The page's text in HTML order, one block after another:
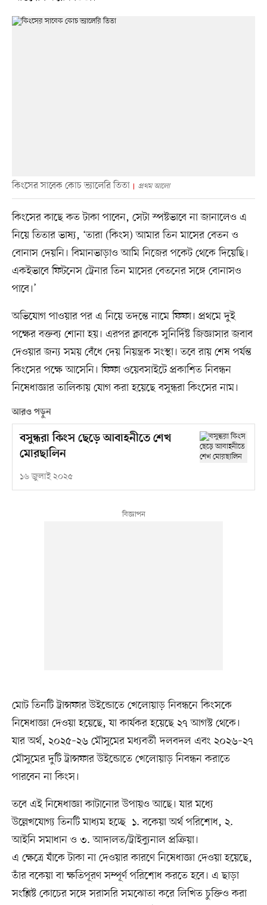
কিংসের সাবেক কোচ ভ্যালেরি তিতা প্রথম আলো
কিংসের কাছে কত টাকা পাবেন, সেটা স্পষ্টভাবে না জানালেও এ
নিয়ে তিতার ভাষ্য, ‘তারা (কিংস) আমার তিন মাসের বেতন ও
বোনাস দেয়নি। বিমানভাড়াও আমি নিজের পকেট থেকে দিয়েছি।
একইভাবে ফিটনেস ট্রেনার তিন মাসের বেতনের সঙ্গে বোনাসও
পাবে।’
অভিযোগ পাওয়ার পর এ নিয়ে তদন্তে নামে ফিফা। প্রথমে দুই
পক্ষের বক্তব্য শোনা হয়। এরপর ক্লাবকে সুনির্দিষ্ট জিজ্ঞাসার জবাব
দেওয়ার জন্য সময় বেঁধে দেয় নিয়ন্ত্রক সংস্থা। তবে রায় শেষ পর্যন্ত
কিংসের পক্ষে আসেনি। ফিফা ওয়েবসাইটে প্রকাশিত নিবন্ধন
নিষেধাজ্ঞার তালিকায় যোগ করা হয়েছে বসুন্ধরা কিংসের নাম।
আরও পড়ুন
বসুন্ধরা কিংস ছেড়ে আবাহনীতে শেখ
মোরছালিন
১৬ জুলাই ২০২৫
মোট তিনটি ট্রান্সফার উইন্ডোতে খেলোয়াড় নিবন্ধনে কিংসকে
নিষেধাজ্ঞা দেওয়া হয়েছে, যা কার্যকর হয়েছে ২৭ আগস্ট থেকে।
যার অর্থ, ২০২৫–২৬ মৌসুমের মধ্যবর্তী দলবদল এবং ২০২৬–২৭
মৌসুমের দুটি ট্রান্সফার উইন্ডোতে খেলোয়াড় নিবন্ধন করাতে
পারবেন না কিংস।
তবে এই নিষেধাজ্ঞা কাটানোর উপায়ও আছে। যার মধ্যে
উল্লেখযোগ্য তিনটি মাধ্যম হচ্ছে ১. বকেয়া অর্থ পরিশোধ, ২.
আইনি সমাধান ও ৩. আদালত/ট্রাইব্যুনাল প্রক্রিয়া।
এ ক্ষেত্রে যাঁকে টাকা না দেওয়ার কারণে নিষেধাজ্ঞা দেওয়া হয়েছে,
তাঁর বকেয়া বা ক্ষতিপূরণ সম্পূর্ণ পরিশোধ করতে হবে। এ ছাড়া
সংশ্লিষ্ট কোচের সঙ্গে সরাসরি সমঝোতা করে লিখিত চুক্তিও করা